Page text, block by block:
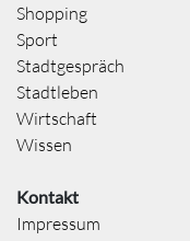
Shopping
Sport
Stadtgespräch
Stadtleben
Wirtschaft
Wissen
Kontakt
Impressum